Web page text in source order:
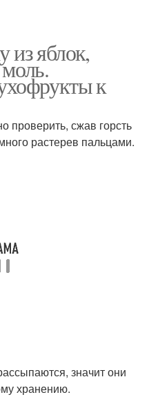
из яблок,
к
проверить, сжав горсть
растерев пальцами.
значит они
хранению.